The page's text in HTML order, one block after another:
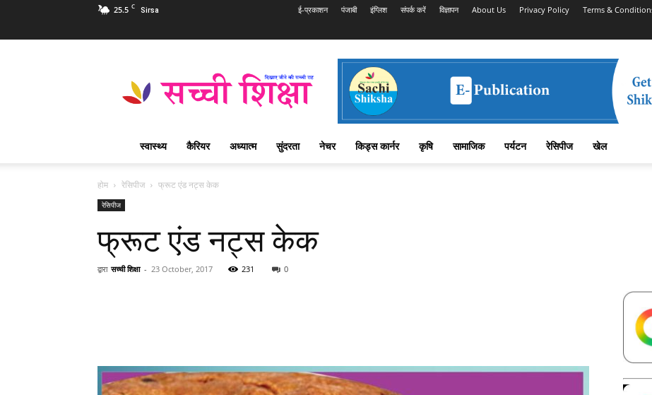
25.5 C Sirsa ई-प्रकाशन पंजाबी इंग्लिश संपर्क करें विज्ञापन About Us Privacy Policy Terms &
Shiksha
शिक्षा
पत्रिका
स्वास्थ्य कैरियर अध्यात्म सुंदरता नेचर किड्स कार्नर कृषि सामाजिक पर्यटन रेसिपीज खेल
होम रेसिपीज फ्रूट एंड नट्स केक
रेसिपीज
फ्रूट एंड नट्स केक
द्वारा सच्ची शिक्षा - 23 October, 2017 231 0